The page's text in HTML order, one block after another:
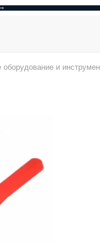
оборудование и